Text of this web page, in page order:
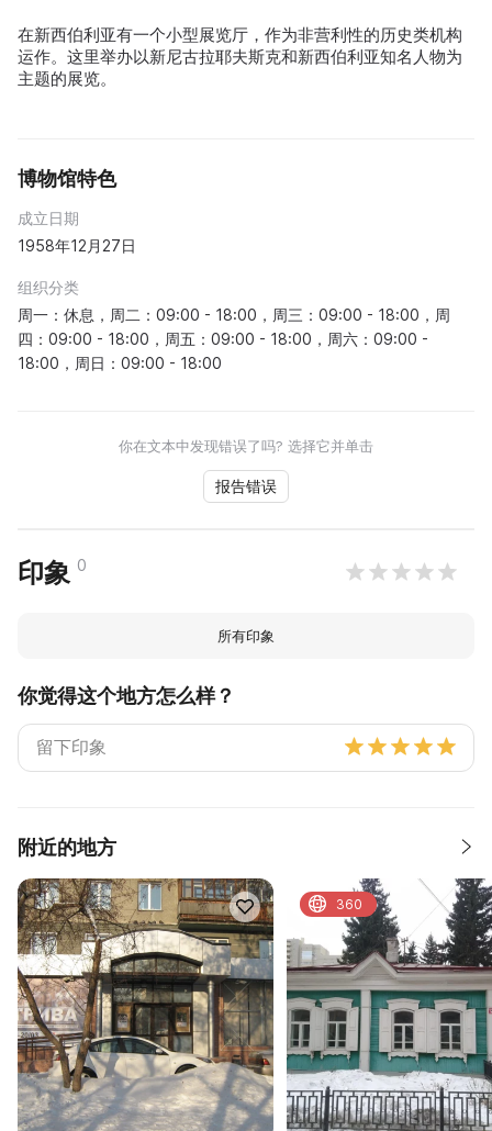
在新西伯利亚有一个小型展览厅，作为非营利性的历史类机构
运作。这里举办以新尼古拉耶夫斯克和新西伯利亚知名人物为
主题的展览。
博物馆特色
成立日期
1958年12月27日
组织分类
周一：休息，周二：09:00 - 18:00，周三：09:00 - 18:00，周
四：09:00 - 18:00，周五：09:00 - 18:00，周六：09:00 -
18:00，周日：09:00 - 18:00
你在文本中发现错误了吗? 选择它并单击
报告错误
印象 0
所有印象
你觉得这个地方怎么样？
附近的地方
360